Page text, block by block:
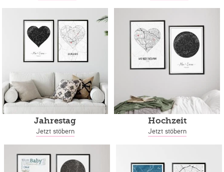
Jahrestag
Jetzt stöbern
Hochzeit
Jetzt stöbern